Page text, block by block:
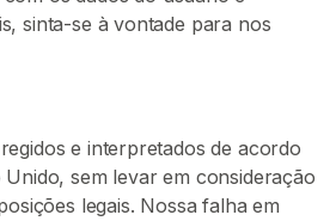
sinta-se à vontade para nos
e interpretados de acordo
Unido, sem levar em consideração
legais. Nossa falha em